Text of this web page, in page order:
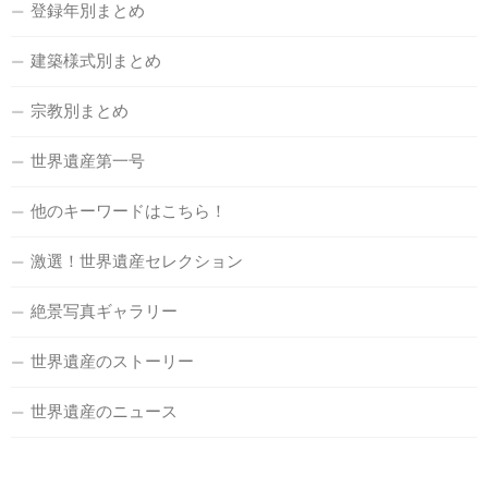
登録年別まとめ
建築様式別まとめ
宗教別まとめ
世界遺産第一号
他のキーワードはこちら！
激選！世界遺産セレクション
絶景写真ギャラリー
世界遺産のストーリー
世界遺産のニュース